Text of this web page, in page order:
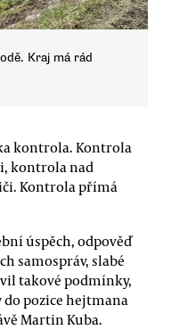
Kraj má rád
kontrola. Kontrola
kontrola nad
Kontrola přímá
úspěch, odpověď
samospráv, slabé
takové podmínky,
pozice hejtmana
Martin Kuba.